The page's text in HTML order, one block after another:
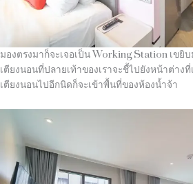
มองตรงมาก็จะเจอเป็น Working Station เขยิ
เตียงนอนที่ปลายเท้าของเราจะชี้ไปยังหน้าต่างที่
เตียงนอนไปอีกนิดก็จะเข้าพื้นที่ของห้องน้ำจ้า